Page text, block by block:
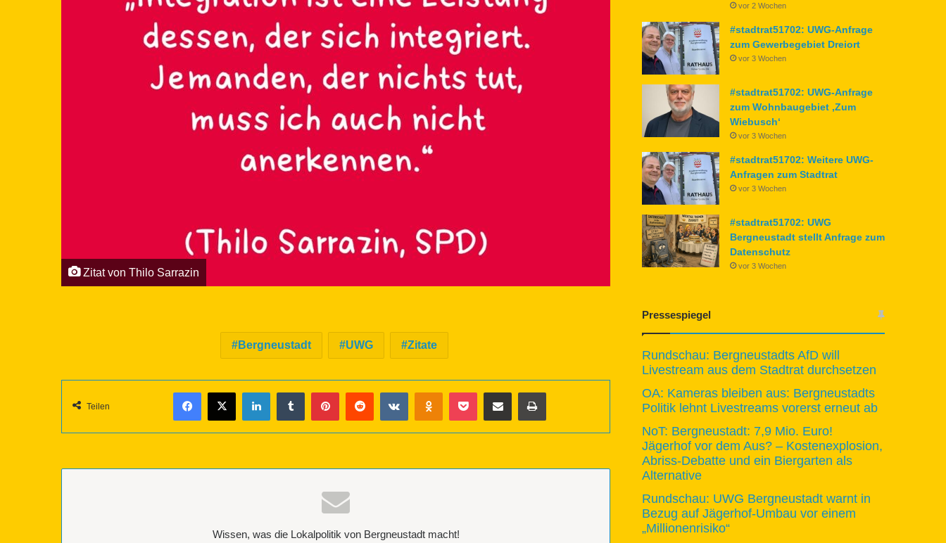
Zitat von Thilo Sarrazin
Bergneustadt UWG Zitate
Teilen
X LinkedIn VKontakte
Wissen, was die Lokalpolitik von Bergneustadt macht!
vor 2 Wochen
#stadtrat51702: UWG-Anfrage
zum Gewerbegebiet Dreiort
vor 3 Wochen
#stadtrat51702: UWG-Anfrage
zum Wohnbaugebiet ‚Zum
Wiebusch‘
vor 3 Wochen
#stadtrat51702: Weitere UWG-
Anfragen zum Stadtrat
vor 3 Wochen
#stadtrat51702: UWG
Bergneustadt stellt Anfrage zum
Datenschutz
vor 3 Wochen
Pressespiegel
Rundschau: Bergneustadts AfD will
Livestream aus dem Stadtrat durchsetzen
OA: Kameras bleiben aus: Bergneustadts
Politik lehnt Livestreams vorerst erneut ab
NoT: Bergneustadt: 7,9 Mio. Euro!
Jägerhof vor dem Aus? – Kostenexplosion,
Abriss-Debatte und ein Biergarten als
Alternative
Rundschau: UWG Bergneustadt warnt in
Bezug auf Jägerhof-Umbau vor einem
„Millionenrisiko“